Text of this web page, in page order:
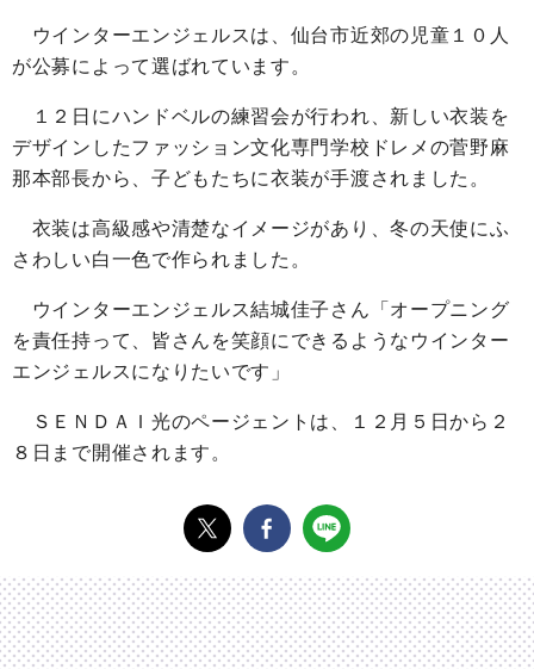
ウインターエンジェルスは、仙台市近郊の児童１０人
が公募によって選ばれています。
１２日にハンドベルの練習会が行われ、新しい衣装を
デザインしたファッション文化専門学校ドレメの菅野麻
那本部長から、子どもたちに衣装が手渡されました。
衣装は高級感や清楚なイメージがあり、冬の天使にふ
さわしい白一色で作られました。
ウインターエンジェルス結城佳子さん「オープニング
を責任持って、皆さんを笑顔にできるようなウインター
エンジェルスになりたいです」
ＳＥＮＤＡＩ光のページェントは、１２月５日から２
８日まで開催されます。